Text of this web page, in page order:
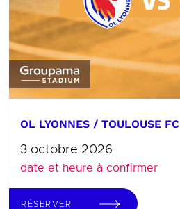
OL LYONNES / TOULOUSE FC
3 octobre 2026
date et heure à confirmer
RÉSERVER